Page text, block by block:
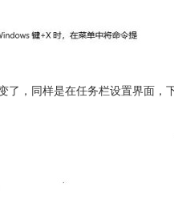
，同样是在任务栏设置界面